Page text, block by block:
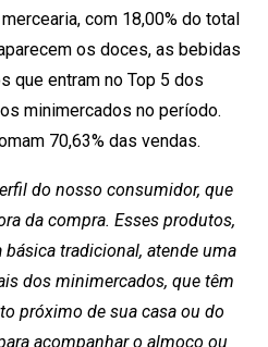
com 18,00% do total
os doces, as bebidas
que entram no Top 5 dos
minimercados no período.
70,63% das vendas.
do nosso consumidor, que
da compra. Esses produtos,
tradicional, atende uma
dos minimercados, que têm
próximo de sua casa ou do
acompanhar o almoço ou